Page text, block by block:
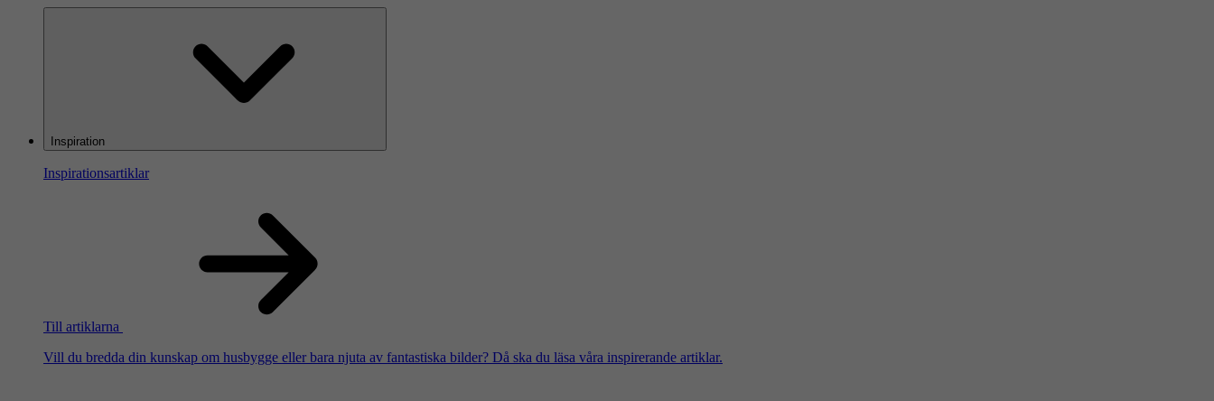
Inspiration
Inspirationsartiklar
Till artiklarna
Vill du bredda din kunskap om husbygge eller bara njuta av fantastiska bilder? Då ska du läsa våra inspirerande artiklar.